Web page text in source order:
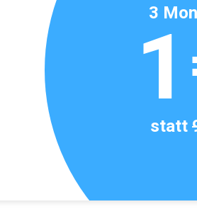
3
statt